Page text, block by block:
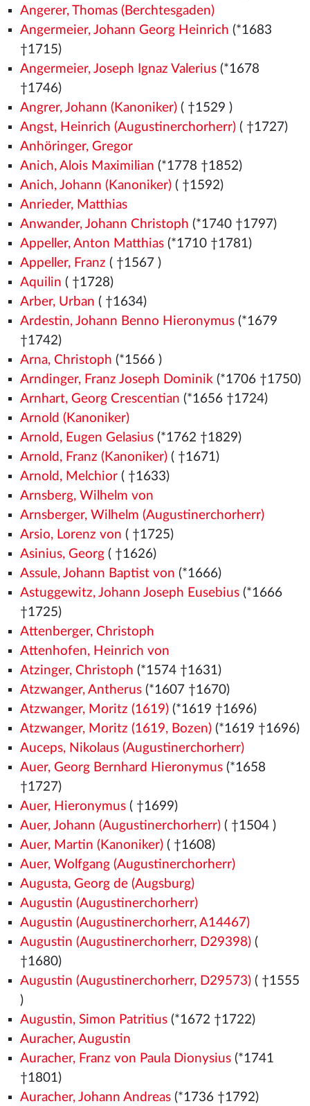
Angerer, Thomas (Berchtesgaden)
Angermeier, Johann Georg Heinrich (*1683
†1715)
Angermeier, Joseph Ignaz Valerius(*1678
†1746)
Angrer, Johann (Kanoniker)( †1529 )
Angst, Heinrich (Augustinerchorherr)( †1727)
Anhöringer, Gregor
Anich, Alois Maximilian (*1778 †1852)
Anich, Johann (Kanoniker)( †1592)
Anrieder, Matthias
Anwander, Johann Christoph (*1740 †1797)
Appeller, Anton Matthias(*1710 †1781)
Appeller, Franz ( †1567 )
Aquilin ( †1728)
Arber, Urban ( †1634)
Ardestin, Johann Benno Hieronymus(*1679
†1742)
Arna, Christoph (*1566 )
Arndinger, Franz Joseph Dominik(*1706 †1750)
Arnhart, Georg Crescentian (*1656 †1724)
Arnold (Kanoniker)
Arnold, Eugen Gelasius(*1762 †1829)
Arnold, Franz (Kanoniker)( †1671)
Arnold, Melchior( †1633)
Arnsberg, Wilhelm von
Arnsberger, Wilhelm (Augustinerchorherr)
Arsio, Lorenz von ( †1725)
Asinius, Georg( †1626)
Assule, Johann Baptist von (*1666)
Astuggewitz, Johann Joseph Eusebius(*1666
†1725)
Attenberger, Christoph
Attenhofen, Heinrich von
Atzinger, Christoph (*1574 †1631)
Atzwanger, Antherus(*1607 †1670)
Atzwanger, Moritz (1619)(*1619 †1696)
Atzwanger, Moritz (1619, Bozen)(*1619 †1696)
Auceps, Nikolaus (Augustinerchorherr)
Auer, Georg Bernhard Hieronymus(*1658
†1727)
Auer, Hieronymus( †1699)
Auer, Johann (Augustinerchorherr)( †1504 )
Auer, Martin (Kanoniker)( †1608)
Auer, Wolfgang (Augustinerchorherr)
Augusta, Georg de (Augsburg)
Augustin (Augustinerchorherr)
Augustin (Augustinerchorherr, A14467)
Augustin (Augustinerchorherr, D29398)(
†1680)
Augustin (Augustinerchorherr, D29573)( †1555
)
Augustin, Simon Patritius(*1672 †1722)
Auracher, Augustin
Auracher, Franz von Paula Dionysius(*1741
†1801)
Auracher, Johann Andreas(*1736 †1792)